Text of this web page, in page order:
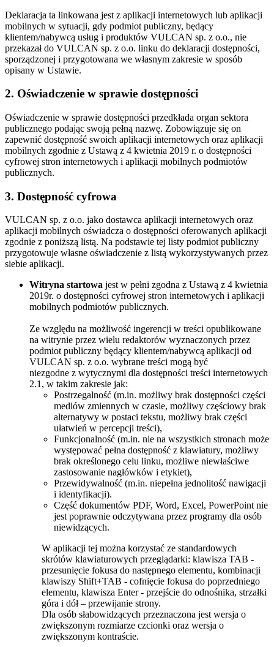
Deklaracja ta linkowana jest z aplikacji internetowych lub aplikacji
mobilnych w sytuacji, gdy podmiot publiczny, będący
klientem/nabywcą usług i produktów VULCAN sp. z o.o., nie
przekazał do VULCAN sp. z o.o. linku do deklaracji dostępności,
sporządzonej i przygotowana we własnym zakresie w sposób
opisany w Ustawie.
2. Oświadczenie w sprawie dostępności
Oświadczenie w sprawie dostępności przedkłada organ sektora
publicznego podając swoją pełną nazwę. Zobowiązuje się on
zapewnić dostępność swoich aplikacji internetowych oraz aplikacji
mobilnych zgodnie z Ustawą z 4 kwietnia 2019 r. o dostępności
cyfrowej stron internetowych i aplikacji mobilnych podmiotów
publicznych.
3. Dostępność cyfrowa
VULCAN sp. z o.o. jako dostawca aplikacji internetowych oraz
aplikacji mobilnych oświadcza o dostępności oferowanych aplikacji
zgodnie z poniższą listą. Na podstawie tej listy podmiot publiczny
przygotowuje własne oświadczenie z listą wykorzystywanych przez
siebie aplikacji.
Witryna startowa jest w pełni zgodna z Ustawą z 4 kwietnia
2019r. o dostępności cyfrowej stron internetowych i aplikacji
mobilnych podmiotów publicznych.
Ze względu na możliwość ingerencji w treści opublikowane
na witrynie przez wielu redaktorów wyznaczonych przez
podmiot publiczny będący klientem/nabywcą aplikacji od
VULCAN sp. z o.o. wybrane treści mogą być
niezgodne z wytycznymi dla dostępności treści internetowych
2.1, w takim zakresie jak:
Postrzegalność (m.in. możliwy brak dostępności części
mediów zmiennych w czasie, możliwy częściowy brak
alternatywy w postaci tekstu, możliwy brak części
ułatwień w percepcji treści),
Funkcjonalność (m.in. nie na wszystkich stronach może
występować pełna dostępność z klawiatury, możliwy
brak określonego celu linku, możliwe niewłaściwe
zastosowanie nagłówków i etykiet),
Przewidywalność (m.in. niepełna jednolitość nawigacji
i identyfikacji).
Część dokumentów PDF, Word, Excel, PowerPoint nie
jest poprawnie odczytywana przez programy dla osób
niewidzących.
W aplikacji tej można korzystać ze standardowych
skrótów klawiaturowych przeglądarki: klawisza TAB -
przesunięcie fokusa do następnego elementu, kombinacji
klawiszy Shift+TAB - cofnięcie fokusa do poprzedniego
elementu, klawisza Enter - przejście do odnośnika, strzałki
góra i dół – przewijanie strony.
Dla osób słabowidzących przeznaczona jest wersja o
zwiększonym rozmiarze czcionki oraz wersja o
zwiększonym kontraście.